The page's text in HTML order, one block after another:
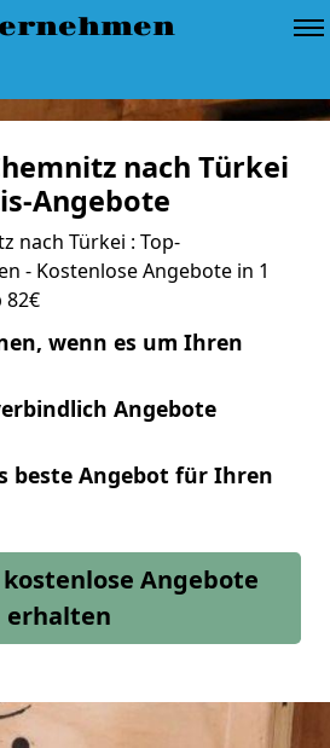
nach Türkei
Angebote
nach Türkei : Top-
- Kostenlose Angebote in 1
82€
wenn es um Ihren
Angebote
beste Angebot für Ihren
Angebote
erhalten